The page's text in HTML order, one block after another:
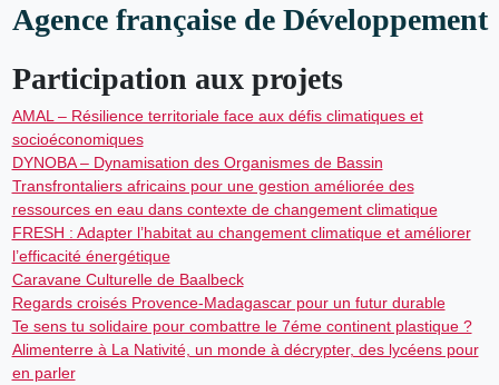
Agence française de Développement
Participation aux projets
AMAL – Résilience territoriale face aux défis climatiques et
socioéconomiques
DYNOBA – Dynamisation des Organismes de Bassin
Transfrontaliers africains pour une gestion améliorée des
ressources en eau dans contexte de changement climatique
FRESH : Adapter l’habitat au changement climatique et améliorer
l’efficacité énergétique
Caravane Culturelle de Baalbeck
Regards croisés Provence-Madagascar pour un futur durable
Te sens tu solidaire pour combattre le 7éme continent plastique ?
Alimenterre à La Nativité, un monde à décrypter, des lycéens pour
en parler